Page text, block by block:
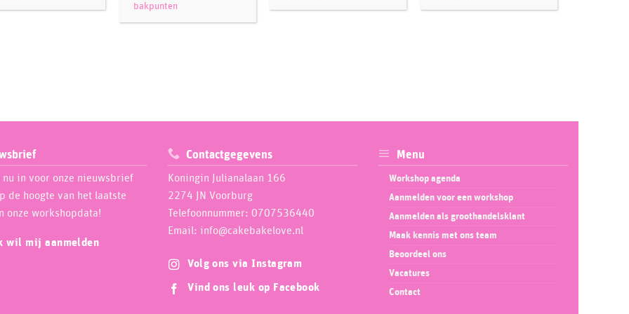
bakpunten
in voor onze nieuwsbrief
de hoogte van het laatste
onze workshopdata!
wil mij aanmelden
Contactgegevens
Koningin Julianalaan 166
2274 JN Voorburg
Telefoonnummer: 0707536440
Email: info@cakebakelove.nl
Volg ons via Instagram
Vind ons leuk op Facebook
Menu
Workshop agenda
Aanmelden voor een workshop
Aanmelden als groothandelsklant
Maak kennis met ons team
Beoordeel ons
Vacatures
Contact